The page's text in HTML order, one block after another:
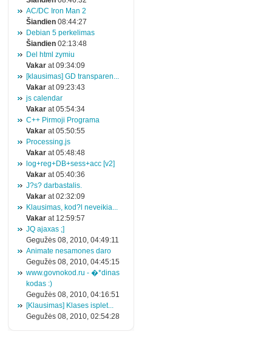
AC/DC Iron Man 2
Šiandien 08:44:27
Debian 5 perkelimas
Šiandien 02:13:48
Del html zymiu
Vakar at 09:34:09
[klausimas] GD transparen...
Vakar at 09:23:43
js calendar
Vakar at 05:54:34
C++ Pirmoji Programa
Vakar at 05:50:55
Processing.js
Vakar at 05:48:48
log+reg+DB+sess+acc [v2]
Vakar at 05:40:36
J?s? darbastalis.
Vakar at 02:32:09
Klausimas, kod?l neveikia...
Vakar at 12:59:57
JQ ajaxas ;]
Gegužės 08, 2010, 04:49:11
Animate nesamones daro
Gegužės 08, 2010, 04:45:15
www.govnokod.ru - �*dinas
kodas :)
Gegužės 08, 2010, 04:16:51
[Klausimas] Klases isplet...
Gegužės 08, 2010, 02:54:28